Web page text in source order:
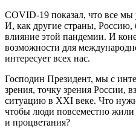
COVID-19 показал, что все
И, как другие страны, Россию,
влияние этой пандемии. И
возможности для
интересует всех нас.
Господин Президент, мы с
зрения, точку зрения
ситуацию в XXI веке. Что
чтобы люди повсеместно жили
и процветания?